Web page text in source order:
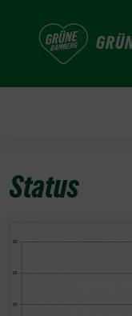
Status